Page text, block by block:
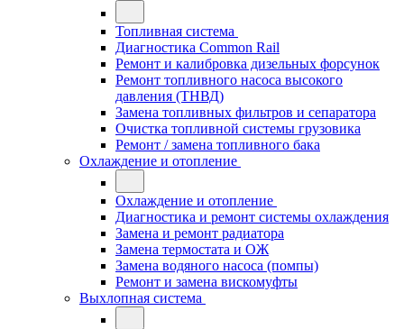
Топливная система
Диагностика Common Rail
Ремонт и калибровка дизельных форсунок
Ремонт топливного насоса высокого
давления (ТНВД)
Замена топливных фильтров и сепаратора
Очистка топливной системы грузовика
Ремонт / замена топливного бака
Охлаждение и отопление
Охлаждение и отопление
Диагностика и ремонт системы охлаждения
Замена и ремонт радиатора
Замена термостата и ОЖ
Замена водяного насоса (помпы)
Ремонт и замена вискомуфты
Выхлопная система